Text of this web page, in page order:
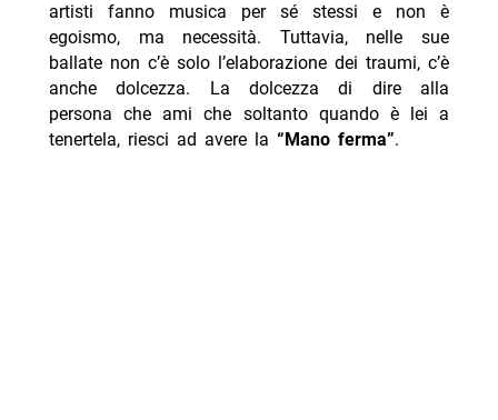
artisti fanno musica per sé stessi e non è
egoismo, ma necessità. Tuttavia, nelle sue
ballate non c’è solo l’elaborazione dei traumi, c’è
anche dolcezza. La dolcezza di dire alla
persona che ami che soltanto quando è lei a
tenertela, riesci ad avere la “Mano ferma”.